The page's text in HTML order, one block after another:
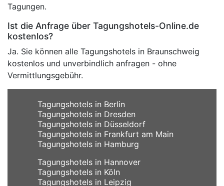
Tagungen.
Ist die Anfrage über Tagungshotels-Online.de
kostenlos?
Ja. Sie können alle Tagungshotels in Braunschweig
kostenlos und unverbindlich anfragen - ohne
Vermittlungsgebühr.
Tagungshotels in Berlin
Tagungshotels in Dresden
Tagungshotels in Düsseldorf
Tagungshotels in Frankfurt am Main
Tagungshotels in Hamburg
Tagungshotels in Hannover
Tagungshotels in Köln
Tagungshotels in Leipzig